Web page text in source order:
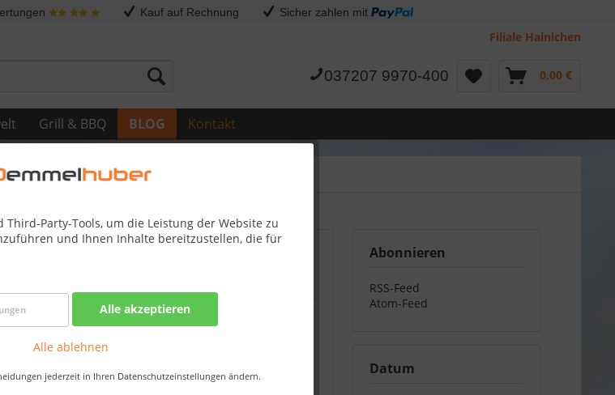
Kauf auf Rechnung Sicher zahlen mit
Filiale Hainichen
037207 9970-400 0,00 €
Grill & BBQ BLOG Kontakt
Third-Party-Tools, um die Leistung der Website zu
und Ihnen Inhalte bereitzustellen, die für
Alle akzeptieren
Alle ablehnen
jederzeit in Ihren Datenschutzeinstellungen ändern.
Abonnieren
RSS-Feed
Atom-Feed
Datum
2024!
herzlichen Wünschen!
2024 ,